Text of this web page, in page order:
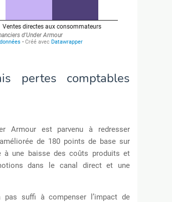
pertes comptables
Armour est parvenu à redresser
de 180 points de base sur
à une baisse des coûts produits et
dans le canal direct et une
pas suffi à compenser l’impact de